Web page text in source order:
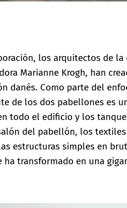
Architecture Center
los arquitectos de
Marianne Krogh, han
danés. Como parte del
de los dos pabellones es
todo el edificio y los
del pabellón, los
estructuras simples en
ha transformado en una